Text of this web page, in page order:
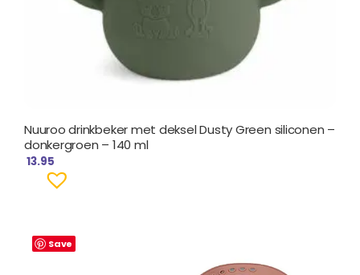
Nuuroo drinkbeker met deksel Dusty Green siliconen –
donkergroen – 140 ml
13.95
Save